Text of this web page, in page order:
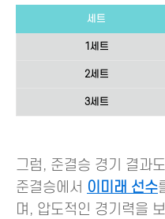
세트
1세트
2세트
3세트
그럼, 준결승 경기 결과
준결승에서 이미래 선수
며, 압도적인 경기력을